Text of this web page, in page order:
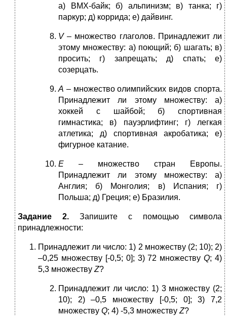
а) ВМХ-байк; б) альпинизм; в) танка; г)
паркур; д) коррида; е) дайвинг.
V– множество глаголов. Принадлежит ли
этому множеству: а) поющий; б) шагать; в)
просить; г) запрещать; д) спать; е)
созерцать.
А – множество олимпийских видов спорта.
Принадлежит ли этому множеству: а)
хоккей с шайбой; б) спортивная
гимнастика; в) пауэрлифтинг; г) легкая
атлетика; д) спортивная акробатика; е)
фигурное катание.
Е – множество стран Европы.
Принадлежит ли этому множеству: а)
Англия; б) Монголия; в) Испания; г)
Польша; д) Греция; е) Бразилия.
Задание 2. Запишите с помощью символа
принадлежности:
Принадлежит ли число: 1) 2 множеству (2; 10); 2)
–0,25 множеству [-0,5; 0]; 3) 72 множествуQ; 4)
5,3 множеству Z?
Принадлежит ли число: 1) 3 множеству (2;
10); 2) –0,5 множеству [-0,5; 0]; 3) 7,2
множеству Q; 4) -5,3 множеству Z?